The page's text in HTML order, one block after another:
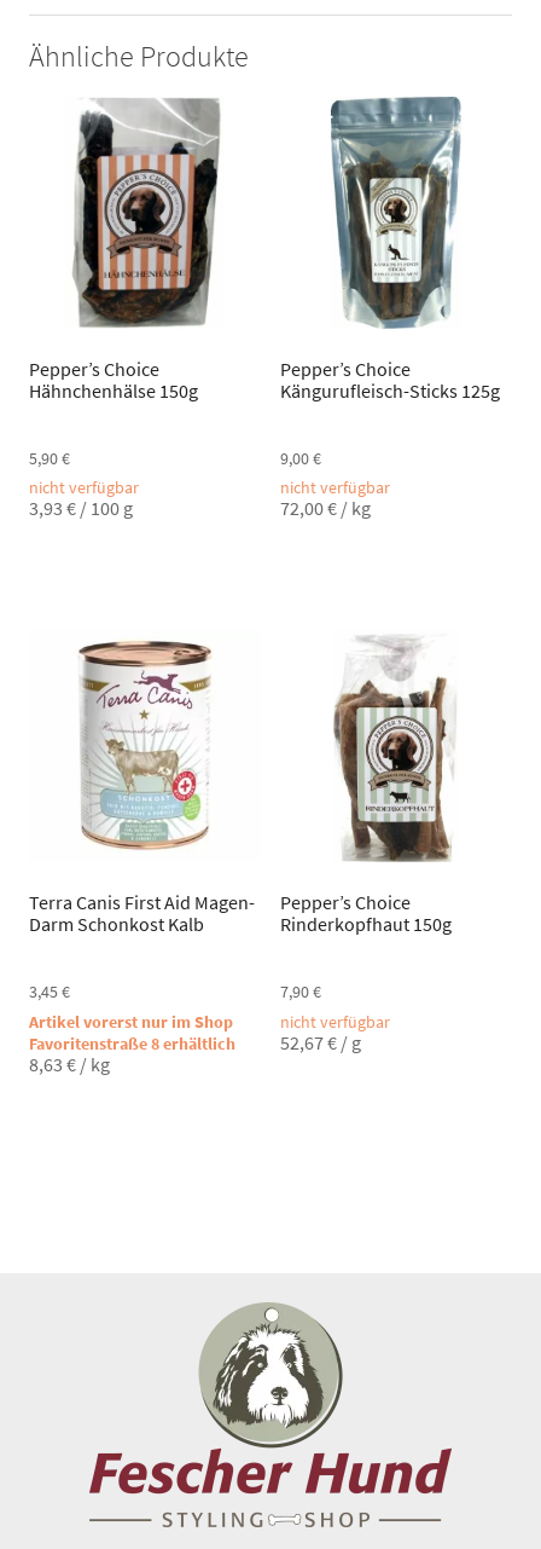
Ähnliche Produkte
Pepper’s Choice
Hähnchenhälse 150g
5,90€
nicht verfügbar
3,93 € / 100 g
Pepper’s Choice
Kängurufleisch-Sticks 125g
9,00€
nicht verfügbar
72,00€ / kg
Terra Canis First Aid Magen-
Darm Schonkost Kalb
3,45€
Artikel vorerst nur im Shop
Favoritenstraße 8 erhältlich
8,63 € / kg
Pepper’s Choice
Rinderkopfhaut 150g
7,90€
nicht verfügbar
52,67€ / g